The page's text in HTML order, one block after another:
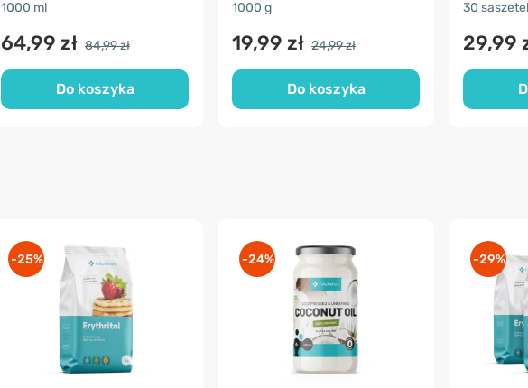
1000 ml
64,99 zł 84,99 zł
Do koszyka
1000 g
19,99 zł 24,99 zł
Do koszyka
30
29,99
-25% -24% -29%